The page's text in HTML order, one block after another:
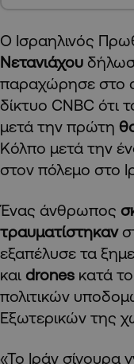
Ο Ισραηλινός
Νετανιάχου
παραχώρησε στο
δίκτυο CNBC ότι
μετά την πρώτη
Κόλπο μετά την
στον πόλεμο στο
Ένας άνθρωπος
τραυματίστηκαν
εξαπέλυσε τα
και drones κατά
πολιτικών
Εξωτερικών της
«Το Ιράν σίγουρα